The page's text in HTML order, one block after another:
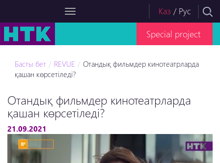
Каз / Рус
Special project
Басты бет REVUE
Отандық фильмдер кинотеатрларда
қашан көрсетіледі?
Отандық фильмдер кинотеатрларда
қашан көрсетіледі?
21.09.2021